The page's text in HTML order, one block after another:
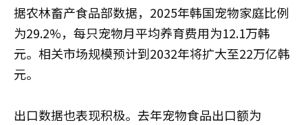
据农林畜产食品部数据，2025年韩国宠物家庭比例
为29.2%，每只宠物月平均养育费用为12.1万韩
元。相关市场规模预计到2032年将扩大至22万亿韩
元。
出口数据也表现积极。去年宠物食品出口额为